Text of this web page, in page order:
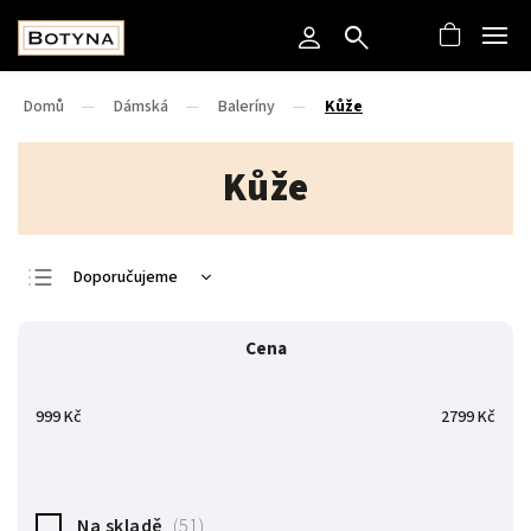
Domů / Dámská / Baleríny / Kůže
Kůže
Doporučujeme
Abecedně
Cena
999Kč 2799Kč